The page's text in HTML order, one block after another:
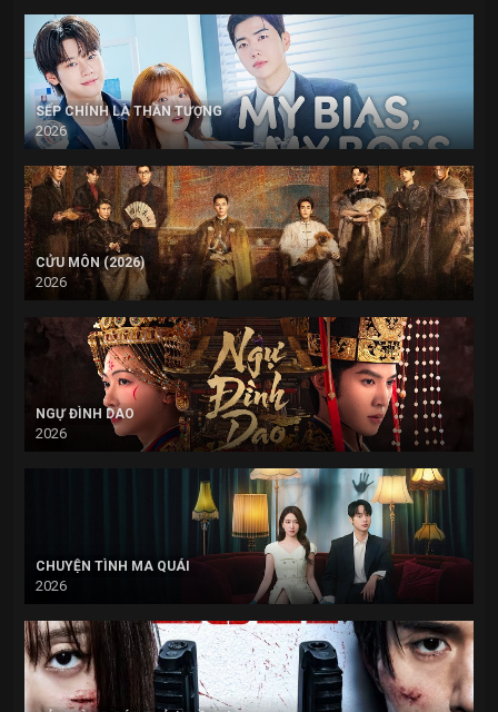
SẾP CHÍNH LÀ THẦN TƯỢNG
2026
CỬU MÔN (2026)
2026
NGỰ ĐÌNH DAO
2026
CHUYỆN TÌNH MA QUÁI
2026